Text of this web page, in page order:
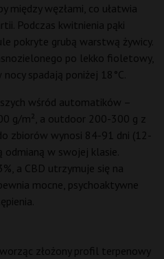
między węzłami, co ułatwia
Podczas kwitnienia pąki
pokryte grubą warstwą żywicy.
po lekko fioletowy,
spadają poniżej 18°C.
wśród automatików –
g/m², a outdoor 200-300 g z
zbiorów wynosi 84-91 dni (12-
odmianą w swojej klasie.
a CBD utrzymuje się na
mocne, psychoaktywne
złożony profil terpenowy